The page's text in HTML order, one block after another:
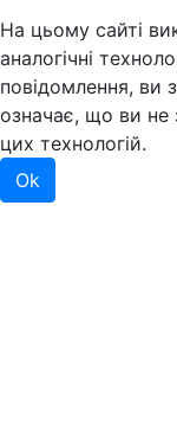
На цьому сайті
аналогічні
повідомлення, ви
означає, що ви не
цих технологій.
Ok